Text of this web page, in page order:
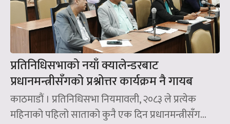
प्रतिनिधिसभाको नयाँ क्यालेन्डरबाट
प्रधानमन्त्रीसँगको प्रश्नोत्तर कार्यक्रम नै गायब
काठमाडौं । प्रतिनिधिसभा नियमावली, २०८३ ले प्रत्येक
महिनाको पहिलो साताको कुनै एक दिन प्रधानमन्त्रीसँग...